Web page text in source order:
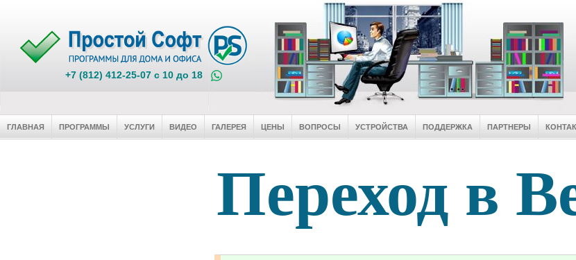
+7 (812) 412-25-07 c 10 до 18
ГЛАВНАЯ ПРОГРАММЫ УСЛУГИ ВИДЕО ГАЛЕРЕЯ ЦЕНЫ ВОПРОСЫ УСТРОЙСТВА ПОДДЕРЖКА ПАРТНЕРЫ
Переход в